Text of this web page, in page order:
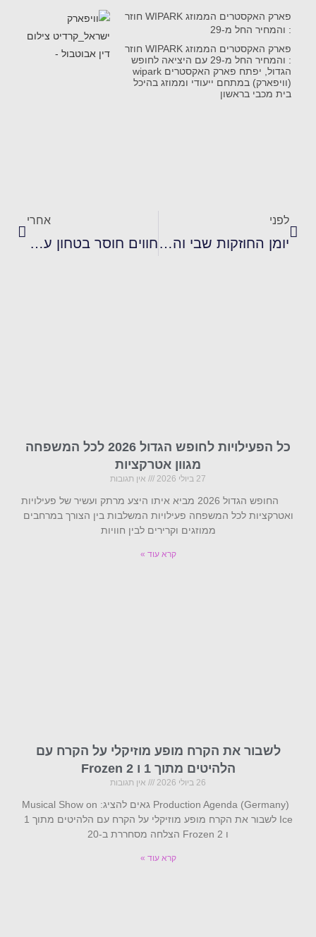
פארק האקסטרים הממוזג WIPARK חוזר
: והמחיר החל מ-29
פארק האקסטרים הממוזג WIPARK חוזר
: והמחיר החל מ-29 עם היציאה לחופש
הגדול, יפתח פארק האקסטרים wipark
(וויפארק) במתחם ייעודי וממוזג בהיכל
בית מכבי בראשון
לפני
יומן החוזקות שבי וההצלחות שלי לילדים
אחרי
חווים חוסר בטחון עצמי בתקשורת בשפה האנגלית?
כל הפעילויות לחופש הגדול 2026 לכל המשפחה
מגוון אטרקציות
27 ביולי 2026 אין תגובות
החופש הגדול 2026 מביא איתו היצע מרתק ועשיר של פעילויות
ואטרקציות לכל המשפחה פעילויות המשלבות בין הצורך במרחבים
ממוזגים וקרירים לבין חוויות
קרא עוד »
לשבור את הקרח מופע מוזיקלי על הקרח עם
הלהיטים מתוך 1 ו Frozen 2
26 ביולי 2026 אין תגובות
Production Agenda (Germany) גאים להציג: Musical Show on
Ice לשבור את הקרח מופע מוזיקלי על הקרח עם הלהיטים מתוך 1
ו Frozen 2 הצלחה מסחררת ב-20
קרא עוד »